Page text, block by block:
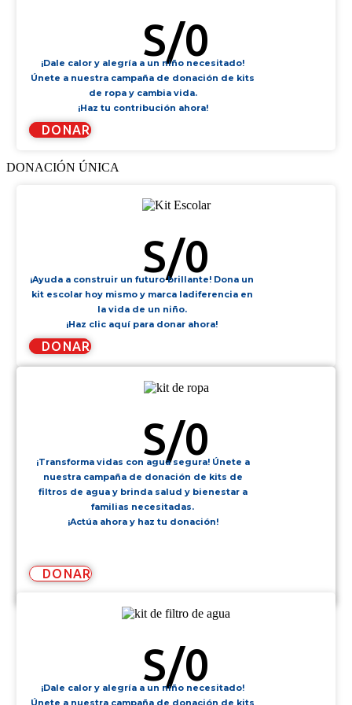
S/0
¡Dale calor y alegría a un niño necesitado!
Únete a nuestra campaña de donación de kits
de ropa y cambia vida.
¡Haz tu contribución ahora!
DONAR
DONACIÓN ÚNICA
S/0
¡Ayuda a construir un futuro brillante! Dona un
kit escolar hoy mismo y marca ladiferencia en
la vida de un niño.
¡Haz clic aquí para donar ahora!
DONAR
S/0
¡Transforma vidas con agua segura! Únete a
nuestra campaña de donación de kits de
filtros de agua y brinda salud y bienestar a
familias necesitadas.
¡Actúa ahora y haz tu donación!
DONAR
S/0
¡Dale calor y alegría a un niño necesitado!
Únete a nuestra campaña de donación de kits